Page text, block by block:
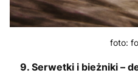
foto:
9. Serwetki i bieżniki –